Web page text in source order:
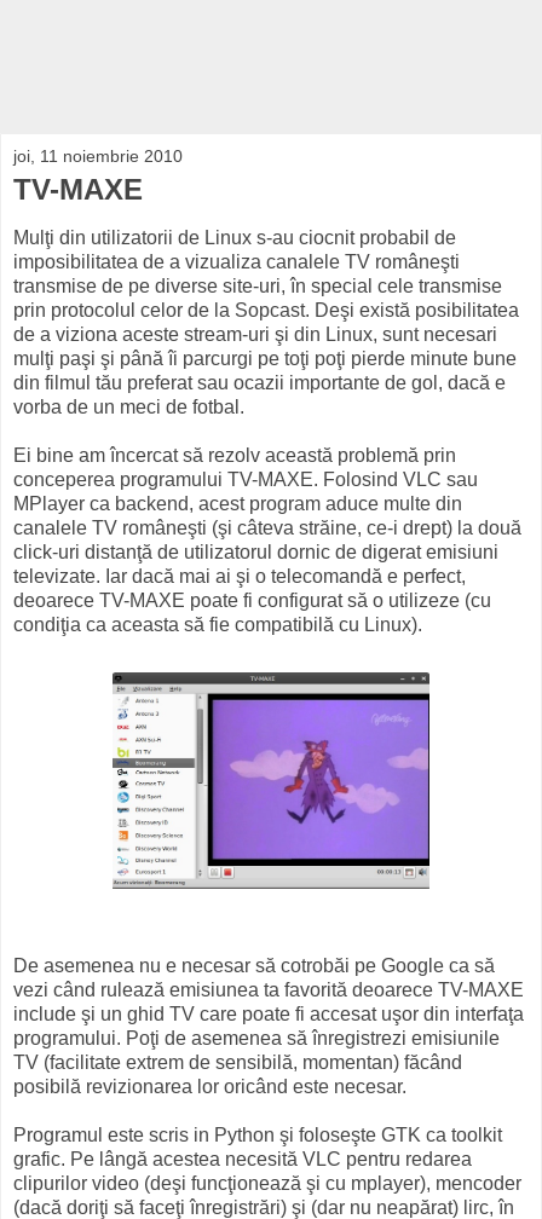
joi, 11 noiembrie 2010
TV-MAXE
Mulţi din utilizatorii de Linux s-au ciocnit probabil de
imposibilitatea de a vizualiza canalele TV româneşti
transmise de pe diverse site-uri, în special cele transmise
prin protocolul celor de la Sopcast. Deşi există posibilitatea
de a viziona aceste stream-uri şi din Linux, sunt necesari
mulţi paşi şi până îi parcurgi pe toţi poţi pierde minute bune
din filmul tău preferat sau ocazii importante de gol, dacă e
vorba de un meci de fotbal.
Ei bine am încercat să rezolv această problemă prin
conceperea programului TV-MAXE. Folosind VLC sau
MPlayer ca backend, acest program aduce multe din
canalele TV româneşti (şi câteva străine, ce-i drept) la două
click-uri distanţă de utilizatorul dornic de digerat emisiuni
televizate. Iar dacă mai ai şi o telecomandă e perfect,
deoarece TV-MAXE poate fi configurat să o utilizeze (cu
condiţia ca aceasta să fie compatibilă cu Linux).
De asemenea nu e necesar să cotrobăi pe Google ca să
vezi când rulează emisiunea ta favorită deoarece TV-MAXE
include şi un ghid TV care poate fi accesat uşor din interfaţa
programului. Poţi de asemenea să înregistrezi emisiunile
TV (facilitate extrem de sensibilă, momentan) făcând
posibilă revizionarea lor oricând este necesar.
Programul este scris in Python şi foloseşte GTK ca toolkit
grafic. Pe lângă acestea necesită VLC pentru redarea
clipurilor video (deşi funcţionează şi cu mplayer), mencoder
(dacă doriţi să faceţi înregistrări) şi (dar nu neapărat) lirc, în